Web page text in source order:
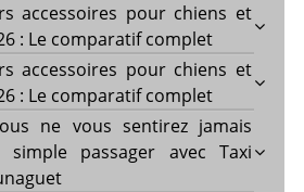
accessoires pour chiens et
: Le comparatif complet
accessoires pour chiens et
: Le comparatif complet
ne vous sentirez jamais
passager avec Taxi